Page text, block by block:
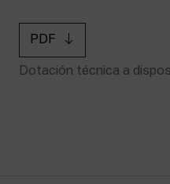
PDF
Dotación técnica a